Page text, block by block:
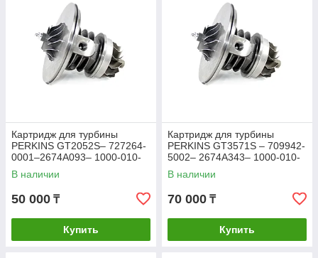
Картридж для турбины
PERKINS GT2052S– 727264-
0001–2674A093– 1000-010-
502
В наличии
50 000 ₸
Купить
Картридж для турбины
PERKINS GT3571S – 709942-
5002– 2674A343– 1000-010-
514
В наличии
70 000 ₸
Купить